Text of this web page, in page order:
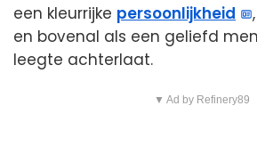
een kleurrijke persoonlijkheid
en bovenal als een geliefd
leegte achterlaat.
▼ Ad by Refinery89